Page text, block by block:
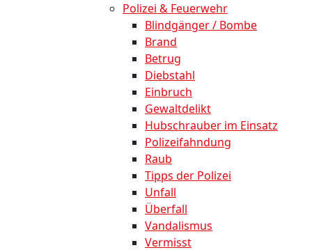
Polizei & Feuerwehr
Blindgänger / Bombe
Brand
Betrug
Diebstahl
Einbruch
Gewaltdelikt
Hubschrauber im Einsatz
Polizeifahndung
Raub
Tipps der Polizei
Unfall
Überfall
Vandalismus
Vermisst